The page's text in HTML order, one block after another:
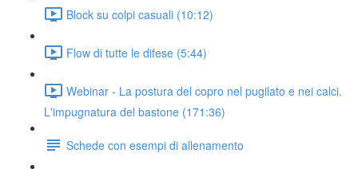
Block su colpi casuali (10:12)
Flow di tutte le difese (5:44)
Webinar - La postura del copro nel pugilato e nei calci.
L'impugnatura del bastone (171:36)
Schede con esempi di allenamento